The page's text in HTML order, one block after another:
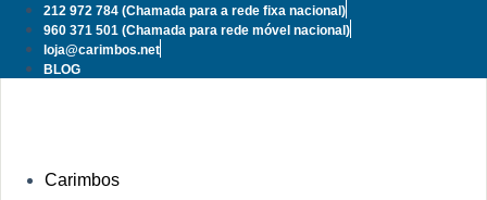
Pular
para
conteúdo
212 972 784 (Chamada para a rede fixa nacional)
960 371 501 (Chamada para rede móvel nacional)
loja@carimbos.net
BLOG
Carimbos